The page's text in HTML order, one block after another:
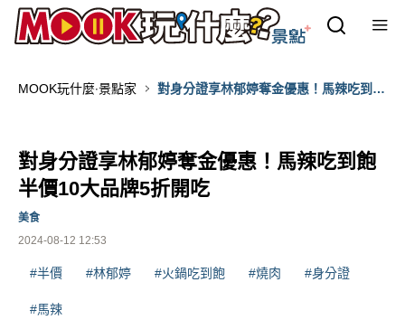
MOOK玩什麼‧景點家
對身分證享林郁婷奪金優惠！馬辣吃到飽
對身分證享林郁婷奪金優惠！馬辣吃到飽
半價10大品牌5折開吃
2024-08-12 12:53
美食
#半價 #林郁婷 #火鍋吃到飽 #燒肉 #身分證
#馬辣